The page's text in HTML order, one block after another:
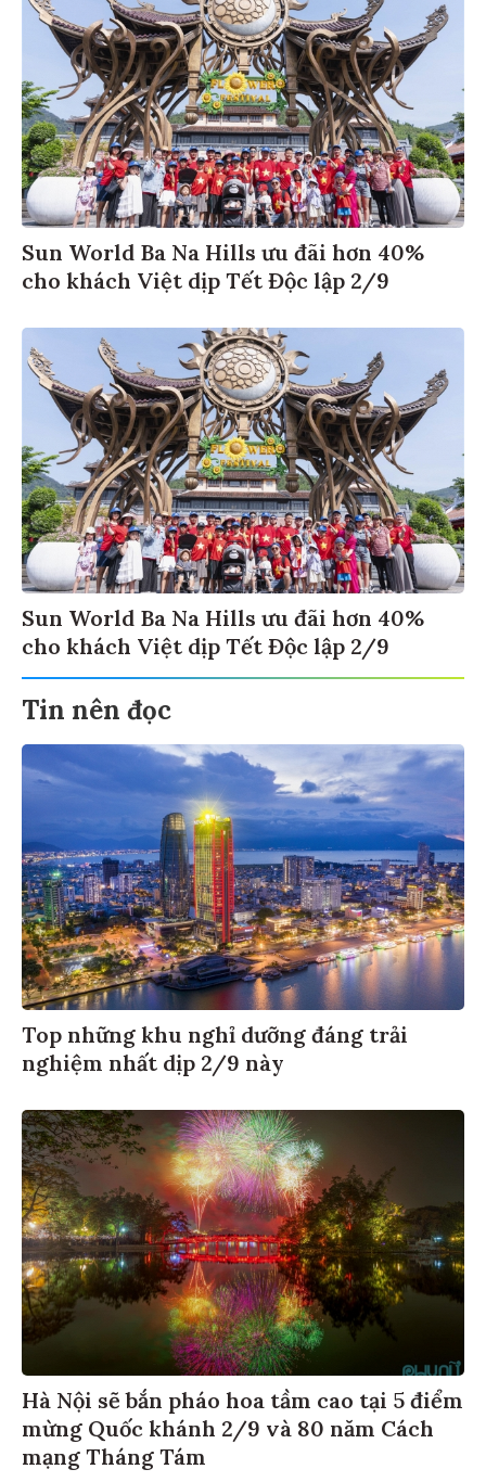
Sun World Ba Na Hills ưu đãi hơn 40%
cho khách Việt dịp Tết Độc lập 2/9
Sun World Ba Na Hills ưu đãi hơn 40%
cho khách Việt dịp Tết Độc lập 2/9
Tin nên đọc
Top những khu nghỉ dưỡng đáng trải
nghiệm nhất dịp 2/9 này
Hà Nội sẽ bắn pháo hoa tầm cao tại 5 điểm
mừng Quốc khánh 2/9 và 80 năm Cách
mạng Tháng Tám